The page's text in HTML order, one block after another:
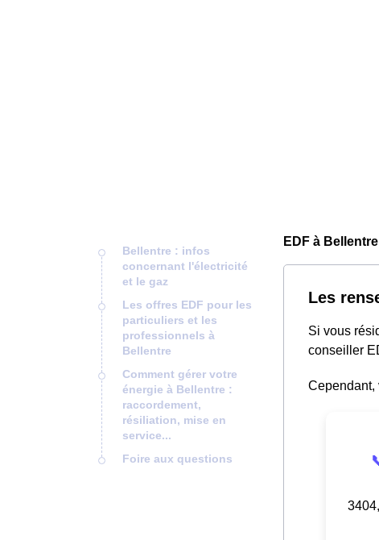
Bellentre : infos
concernant l'électricité
et le gaz
Les offres EDF pour les
particuliers et les
professionnels à
Bellentre
Comment gérer votre
énergie à Bellentre :
raccordement,
résiliation, mise en
service...
Foire aux questions
EDF à
Les
Si vous
conseiller
Cependant,